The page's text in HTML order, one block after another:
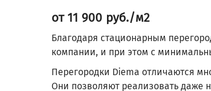
от 11 900 руб./м2
Благодаря стационарным
компании, и при этом с
Перегородки Diema отличаются
Они позволяют реализовать даже